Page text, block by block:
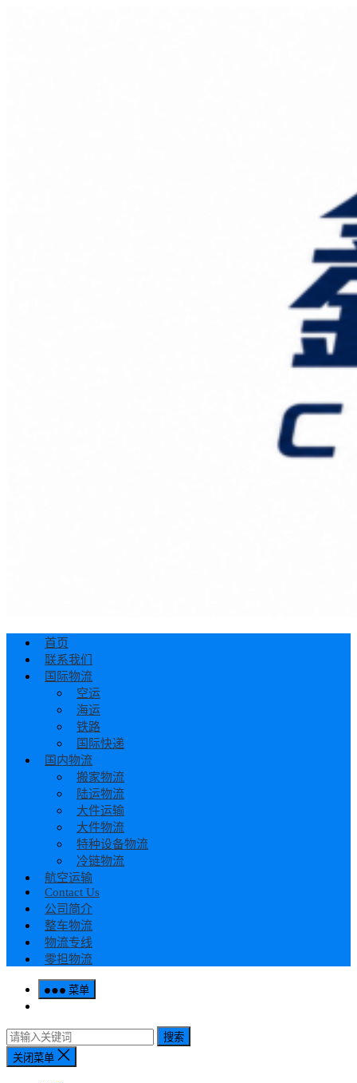
首页
联系我们
国际物流
空运
海运
铁路
国际快递
国内物流
搬家物流
陆运物流
大件运输
大件物流
特种设备物流
冷链物流
航空运输
Contact Us
公司简介
整车物流
物流专线
零担物流
菜单
搜索
关闭菜单